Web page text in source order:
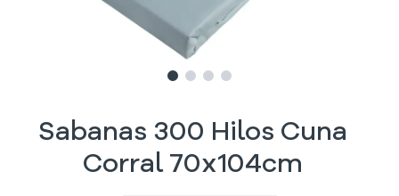
Slide1
Slide2
SlideSlide
Sabanas 300 Hilos Cuna
Corral 70x104cm